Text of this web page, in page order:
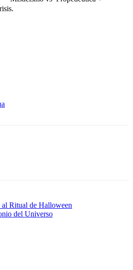
Ritual de Halloween
del Universo